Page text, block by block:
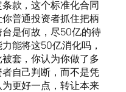
款，这个标准化合同
普通投资者抓住把柄
是何故，尽50亿的待
能将这50亿消化吗，
套，你认为你做了多
自己判断，而不是凭
更好一点，转让本来